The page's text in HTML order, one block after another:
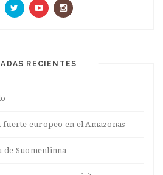
RECIENTES
europeo en el Amazonas
Suomenlinna